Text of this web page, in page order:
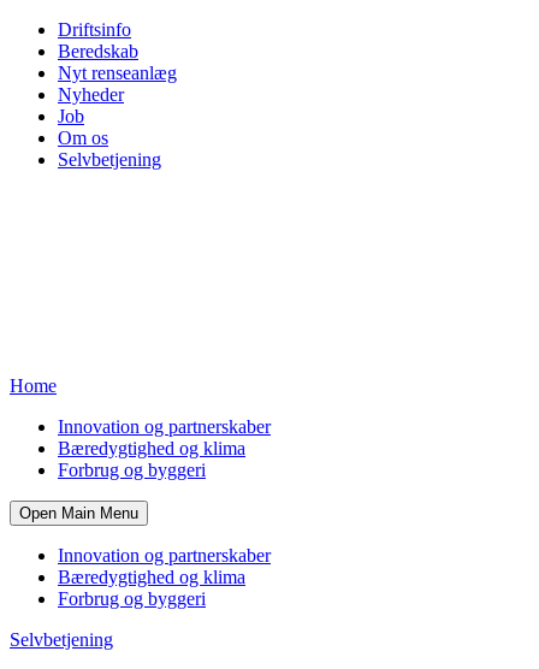
Driftsinfo
Beredskab
Nyt renseanlæg
Nyheder
Job
Om os
Selvbetjening
Home
Innovation og partnerskaber
Bæredygtighed og klima
Forbrug og byggeri
Open Main Menu
Innovation og partnerskaber
Bæredygtighed og klima
Forbrug og byggeri
Selvbetjening